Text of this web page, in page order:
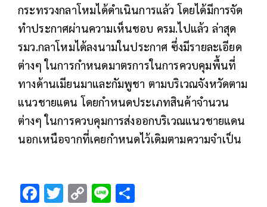
กระทรวงกลาโหมได้ดำเนินการแล้ว โดยได้มีการจัด
ทำประกาศผ่านความเห็นชอบ ครม.ไปแล้ว ล่าสุด
รมว.กลาโหมได้ลงนามในประกาศ ซึ่งมีรายละเอียด
ต่างๆ ในการกำหนดมาตรการในการควบคุมพื้นที่
ทางด้านเมียนมาและกัมพูชา ตามบริเวณจังหวัดตาม
แนวชายแดน โดยกำหนดประเภทสินค้าจำนวน
ต่างๆ ในการควบคุมการส่งออกบริเวณแนวชายแดน
นอกเหนือจากที่เคยกำหนดไว้เดิมตามความจำเป็น
F T C Li